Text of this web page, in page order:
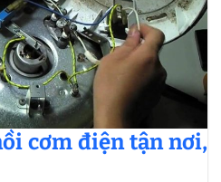
cơm điện tận nơi,